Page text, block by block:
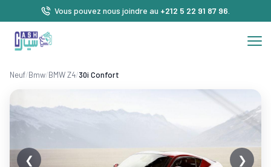
Vous pouvez nous joindre au +212 5 22 91 87 96
Neuf/Bmw/BMW Z4/30i Confort
❮ ❯